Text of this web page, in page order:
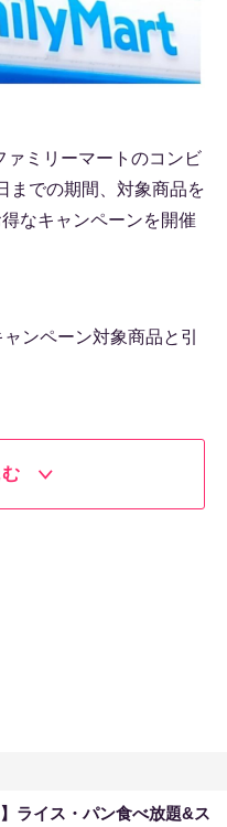
ァミリーマートのコンビ
までの期間、対象商品を
なキャンペーンを開催
ンペーン対象商品と引
ライス・パン食べ放題&ス